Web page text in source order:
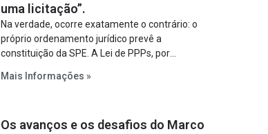
uma licitação”.
Na verdade, ocorre exatamente o contrário: o
próprio ordenamento jurídico prevê a
constituição da SPE. A Lei de PPPs, por
constitua uma SPE para implantar e gerir o
Lei de Concessões, a figura é facultativa e
Mais Informações »
Os avanços e os desafios do Marco